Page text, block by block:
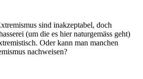
sind inakzeptabel, doch
(um die es hier naturgemäss geht)
Oder kann man manchen
nachweisen?